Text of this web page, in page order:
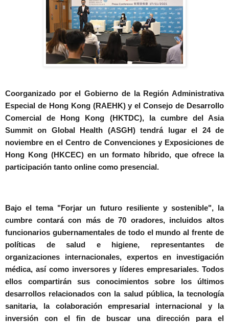
Coorganizado por el Gobierno de la Región Administrativa
Especial de Hong Kong (RAEHK) y el Consejo de Desarrollo
Comercial de Hong Kong (HKTDC), la cumbre del Asia
Summit on Global Health (ASGH) tendrá lugar el 24 de
noviembre en el Centro de Convenciones y Exposiciones de
Hong Kong (HKCEC) en un formato híbrido, que ofrece la
participación tanto online como presencial.
Bajo el tema "Forjar un futuro resiliente y sostenible", la
cumbre contará con más de 70 oradores, incluidos altos
funcionarios gubernamentales de todo el mundo al frente de
políticas de salud e higiene, representantes de
organizaciones internacionales, expertos en investigación
médica, así como inversores y líderes empresariales. Todos
ellos compartirán sus conocimientos sobre los últimos
desarrollos relacionados con la salud pública, la tecnología
sanitaria, la colaboración empresarial internacional y la
inversión con el fin de buscar una dirección para el